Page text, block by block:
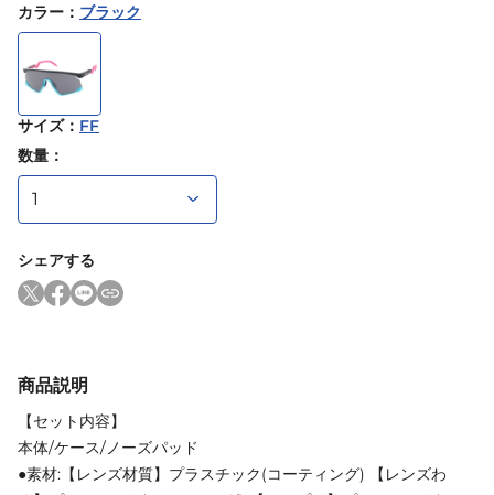
カラー ： ブラック
サイズ： FF
数量：
シェアする
商品説明
【セット内容】
本体/ケース/ノーズパッド
●素材:【レンズ材質】プラスチック(コーティング) 【レンズわ